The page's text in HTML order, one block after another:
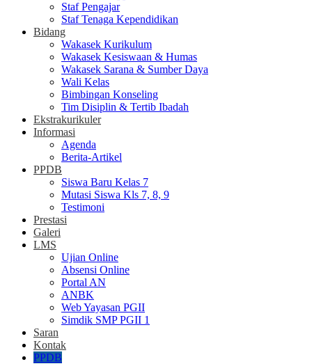
Staf Pengajar
Staf Tenaga Kependidikan
Bidang
Wakasek Kurikulum
Wakasek Kesiswaan & Humas
Wakasek Sarana & Sumber Daya
Wali Kelas
Bimbingan Konseling
Tim Disiplin & Tertib Ibadah
Ekstrakurikuler
Informasi
Agenda
Berita-Artikel
PPDB
Siswa Baru Kelas 7
Mutasi Siswa Kls 7, 8, 9
Testimoni
Prestasi
Galeri
LMS
Ujian Online
Absensi Online
Portal AN
ANBK
Web Yayasan PGII
Simdik SMP PGII 1
Saran
Kontak
PPDB